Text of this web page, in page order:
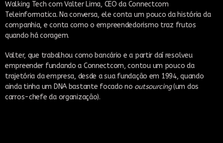
Walking Tech com Valter Lima, CEO da Connectcom
Teleinformatica. Na conversa, ele conta um pouco da história da
companhia, e conta como o empreendedorismo traz frutos
quando há coragem.
Valter, que trabalhou como bancário e a partir daí resolveu
empreender fundando a Connectcom, contou um pouco da
trajetória da empresa, desde a sua fundação em 1994, quando
ainda tinha um DNA bastante focado no outsourcing(um dos
carros-chefe da organização).